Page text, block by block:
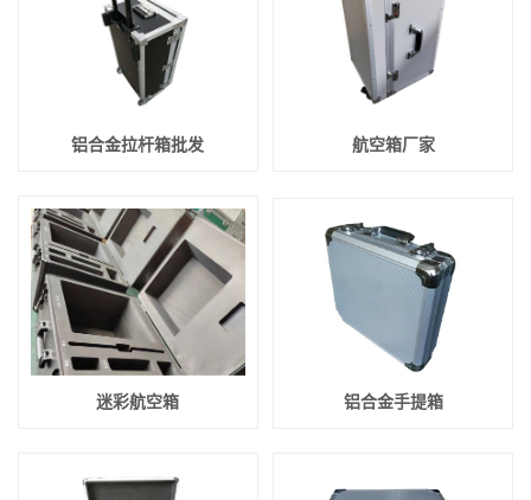
铝合金拉杆箱批发 航空箱厂家
迷彩航空箱 铝合金手提箱